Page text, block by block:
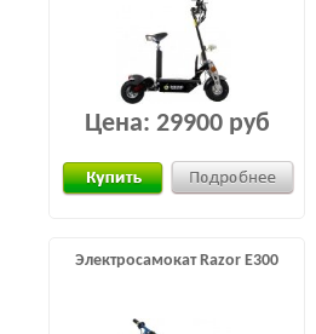
Цена: 29900 руб
Электросамокат Razor E300